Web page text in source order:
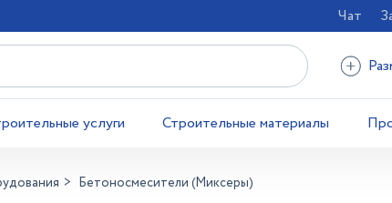
Чат
услуги Строительные материалы
Бетоносмесители (Миксеры)